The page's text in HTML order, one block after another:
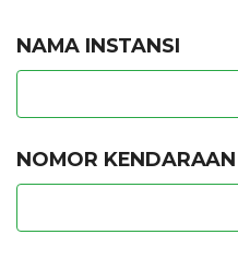
NAMA INSTANSI
NOMOR KENDARAAN